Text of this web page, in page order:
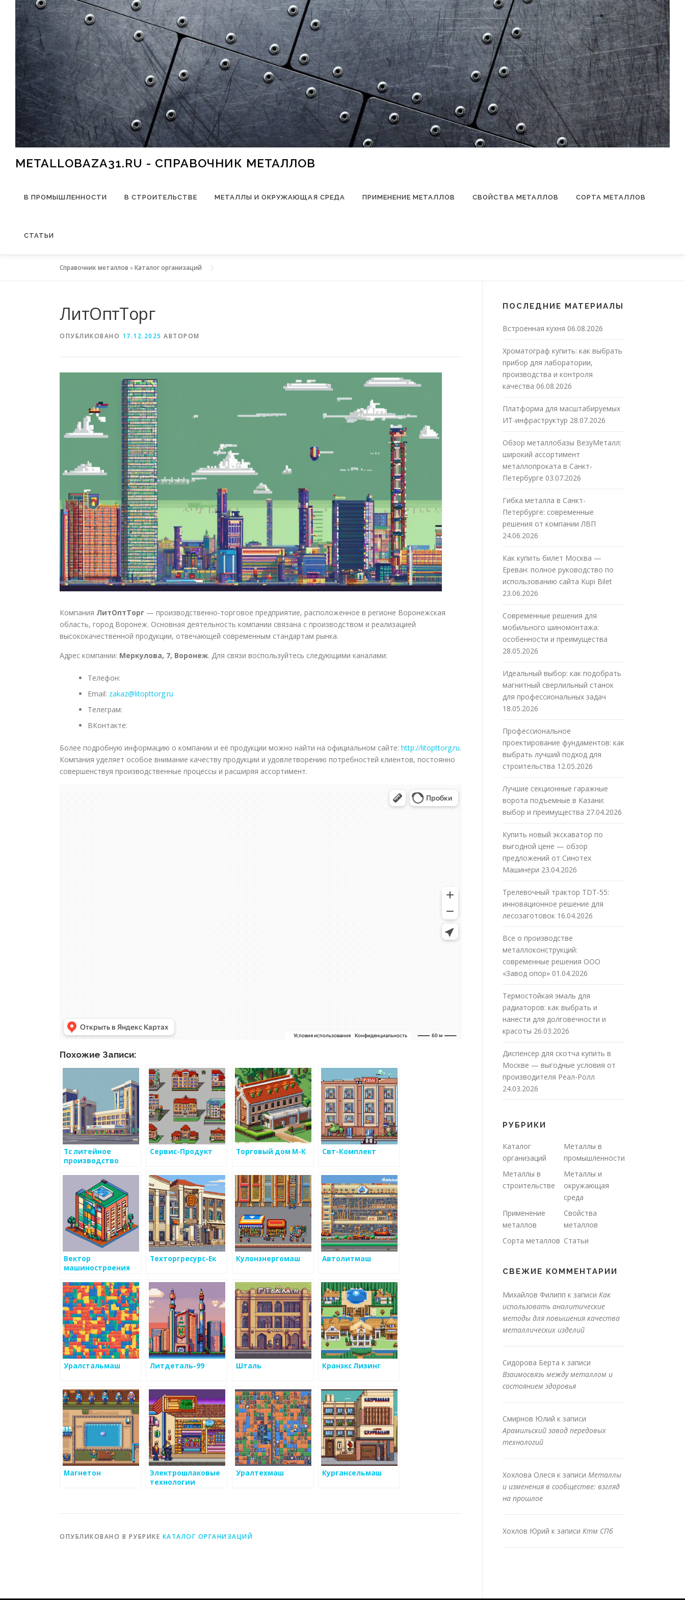
Перейти к содержимому
METALLOBAZA31.RU - СПРАВОЧНИК МЕТАЛЛОВ
В ПРОМЫШЛЕННОСТИ В СТРОИТЕЛЬСТВЕ МЕТАЛЛЫ И ОКРУЖАЮЩАЯ СРЕДА ПРИМЕНЕНИЕ МЕТАЛЛОВ СВОЙСТВА МЕТАЛЛОВ СОРТА МЕТАЛЛОВ
СТАТЬИ
Справочник металлов »Каталог организаций
ЛитОптТорг
ОПУБЛИКОВАНО 17.12.2025 АВТОРОМ
Компания ЛитОптТорг — производственно-торговое предприятие, расположенное в регионе Воронежская
область, город Воронеж. Основная деятельность компании связана с производством и реализацией
высококачественной продукции, отвечающей современным стандартам рынка.
Адрес компании: Меркулова, 7, Воронеж. Для связи воспользуйтесь следующими каналами:
Телефон:
Email: zakaz@litopttorg.ru
Телеграм:
ВКонтакте:
Более подробную информацию о компании и её продукции можно найти на официальном сайте: http://litopttorg.ru.
Компания уделяет особое внимание качеству продукции и удовлетворению потребностей клиентов, постоянно
совершенствуя производственные процессы и расширяя ассортимент.
Похожие Записи:
Тс литейное
производство
Сервис-Продукт Торговый дом М-К Свт-Комплект
Вектор
машиностроения
Техторгресурс-Ек Кулонэнергомаш Автолитмаш
Уралстальмаш Литдеталь-99 Шталь Кранэкс Лизинг
Магнетон
Электрошлаковые
технологии
Уралтехмаш Кургансельмаш
ОПУБЛИКОВАНО В РУБРИКЕ КАТАЛОГ ОРГАНИЗАЦИЙ
ПОСЛЕДНИЕ МАТЕРИАЛЫ
Встроенная кухня 06.08.2026
Хроматограф купить: как выбрать
прибор для лаборатории,
производства и контроля
качества 06.08.2026
Платформа для масштабируемых
ИТ-инфраструктур 28.07.2026
Обзор металлобазы ВезуМеталл:
широкий ассортимент
металлопроката в Санкт-
Петербурге 03.07.2026
Гибка металла в Санкт-
Петербурге: современные
решения от компании ЛВП
24.06.2026
Как купить билет Москва —
Ереван: полное руководство по
использованию сайта Kupi Bilet
23.06.2026
Современные решения для
мобильного шиномонтажа:
особенности и преимущества
28.05.2026
Идеальный выбор: как подобрать
магнитный сверлильный станок
для профессиональных задач
18.05.2026
Профессиональное
проектирование фундаментов: как
выбрать лучший подход для
строительства 12.05.2026
Лучшие секционные гаражные
ворота подъемные в Казани:
выбор и преимущества 27.04.2026
Купить новый экскаватор по
выгодной цене — обзор
предложений от Синотех
Машинери 23.04.2026
Трелевочный трактор TDT-55:
инновационное решение для
лесозаготовок 16.04.2026
Все о производстве
металлоконструкций:
современные решения ООО
«Завод опор» 01.04.2026
Термостойкая эмаль для
радиаторов: как выбрать и
нанести для долговечности и
красоты 26.03.2026
Диспенсер для скотча купить в
Москве — выгодные условия от
производителя Реал-Ролл
24.03.2026
РУБРИКИ
Каталог
организаций
Металлы в
промышленности
Металлы в
строительстве
Металлы и
окружающая
среда
Применение
металлов
Свойства
металлов
Сорта металлов Статьи
СВЕЖИЕ КОММЕНТАРИИ
Михайлов Филипп к записи Как
использовать аналитические
методы для повышения качества
металлических изделий
Сидорова Берта к записи
Взаимосвязь между металлом и
состоянием здоровья
Смирнов Юлий к записи
Арамильский завод передовых
технологий
Хохлова Олеся к записи Металлы
и изменения в сообществе: взгляд
на прошлое
Хохлов Юрий к записи Ктм СПб